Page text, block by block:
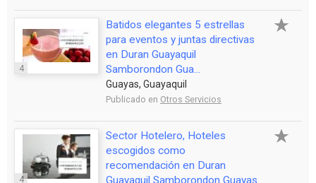
4
Batidos elegantes 5 estrellas
para eventos y juntas directivas
en Duran Guayaquil
Samborondon Gua...
Guayas, Guayaquil
Publicado en Otros Servicios
4
Sector Hotelero, Hoteles
escogidos como
recomendación en Duran
Guayaquil Samborondon Guayas